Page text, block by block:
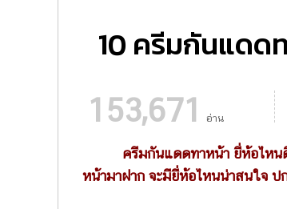
10 ครีมกันแดด
153,671 อ่าน
ครีมกันแดดทาหน้า ยี่ห้อไหน
หน้ามาฝาก จะมียี่ห้อไหนน่าสนใจ ป